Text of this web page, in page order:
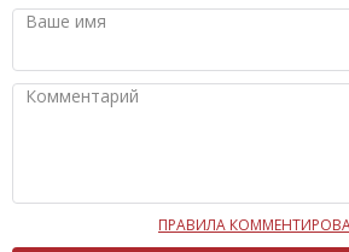
Ваше имя
Комментарий
Чтобы ваш комментарий был
ПРАВИЛА